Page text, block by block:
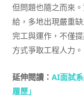
但問題也隨之而來
給，多地出現嚴重
完工與運作，不僅
方式爭取工程人力。
延伸閱讀： AI面試
履歷」